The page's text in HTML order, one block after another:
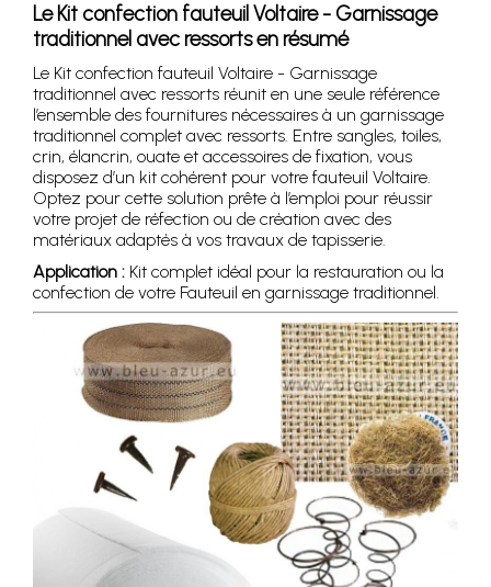
Le Kit confection fauteuil Voltaire - Garnissage
traditionnel avec ressorts en résumé
Le Kit confection fauteuil Voltaire - Garnissage
traditionnel avec ressorts réunit en une seule référence
l’ensemble des fournitures nécessaires à un garnissage
traditionnel complet avec ressorts. Entre sangles, toiles,
crin, élancrin, ouate et accessoires de fixation, vous
disposez d’un kit cohérent pour votre fauteuil Voltaire.
Optez pour cette solution prête à l’emploi pour réussir
votre projet de réfection ou de création avec des
matériaux adaptés à vos travaux de tapisserie.
Application : Kit complet idéal pour la restauration ou la
confection de votre Fauteuil en garnissage traditionnel.